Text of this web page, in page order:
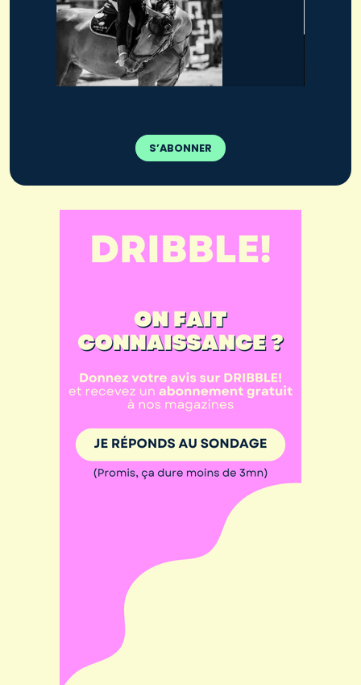
S’ABONNER